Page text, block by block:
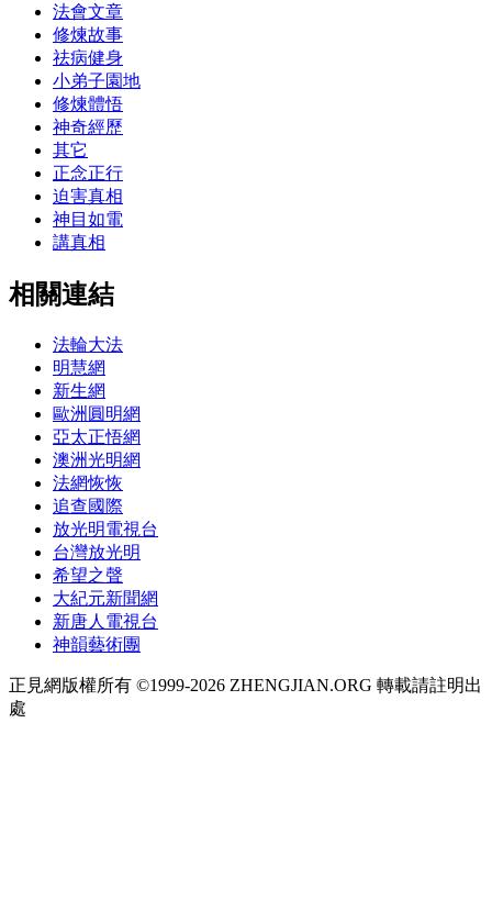
法會文章
修煉故事
祛病健身
小弟子園地
修煉體悟
神奇經歷
其它
正念正行
迫害真相
神目如電
講真相
相關連結
法輪大法
明慧網
新生網
歐洲圓明網
亞太正悟網
澳洲光明網
法網恢恢
追查國際
放光明電視台
台灣放光明
希望之聲
大紀元新聞網
新唐人電視台
神韻藝術團
正見網版權所有 ©1999-2026 ZHENGJIAN.ORG 轉載請註明出
處